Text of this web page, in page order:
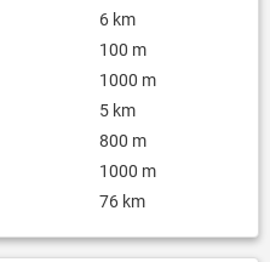
6 km
100 m
1000 m
5 km
800 m
1000 m
76 km